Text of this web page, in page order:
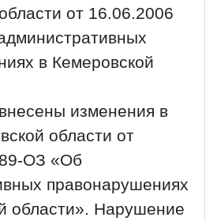
от 16.06.2006
в Кемеровской
изменения в
области от
ОЗ «Об
правонарушениях
области». Нарушение